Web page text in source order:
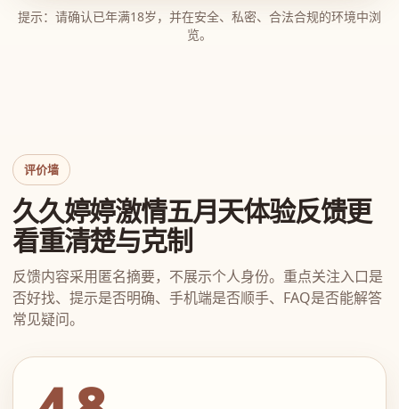
提示：请确认已年满18岁，并在安全、私密、合法合规的环境中浏
览。
评价墙
久久婷婷激情五月天体验反馈更
看重清楚与克制
反馈内容采用匿名摘要，不展示个人身份。重点关注入口是
否好找、提示是否明确、手机端是否顺手、FAQ是否能解答
常见疑问。